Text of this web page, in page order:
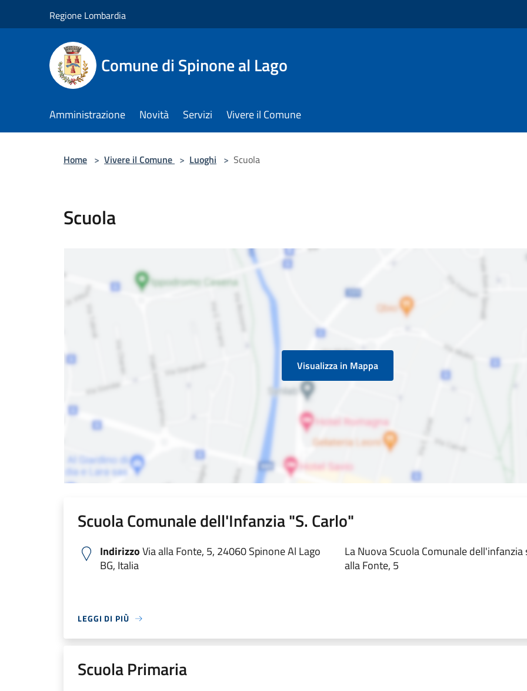
Regione Lombardia
Comune di Spinone al Lago
Amministrazione Novità Servizi Vivere il Comune
Home > Vivere il Comune > Luoghi > Scuola
Scuola
Visualizza in Mappa
Scuola Comunale dell'Infanzia "S. Carlo"
IndirizzoVia alla Fonte, 5, 24060 Spinone Al Lago
BG, Italia
La Nuova Scuola Comunale dell'infanzia
alla Fonte, 5
LEGGI DI PIÙ
Scuola Primaria